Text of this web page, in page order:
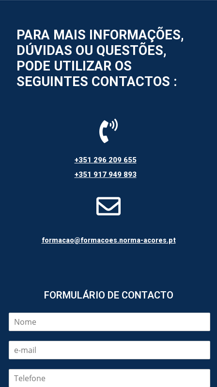
PARA MAIS INFORMAÇÕES,
DÚVIDAS OU QUESTÕES,
PODE UTILIZAR OS
SEGUINTES CONTACTOS :
+351 296 209 655
+351 917 949 893
formacao@formacoes.norma-acores.pt
FORMULÁRIO DE CONTACTO